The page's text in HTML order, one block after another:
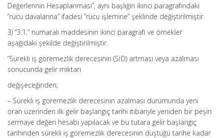
Değerlerinin Hesaplanması”, aynı başlığın ikinci paragrafındaki
“rücu davalarına” ifadesi “rücu işlemine” şeklinde değiştirilmiştir.
3) “3.1.” numaralı maddesinin ikinci paragrafı ve örnekler
aşağıdaki şekilde değiştirilmiştir.
“Sürekli iş göremezlik derecesinin (SİD) artması veya azalması
sonucunda gelir miktarı
değişeceğinden;
– Sürekli iş göremezlik derecesinin azalması durumunda yeni
oran üzerinden ilk gelir başlangıç tarihi itibariyle yeniden bir peşin
sermaye değeri hesabı yapılacak ve bu tutara gelir başlangıç
tarihinden sürekli iş göremezlik derecesinin düştüğü tarihe kadar